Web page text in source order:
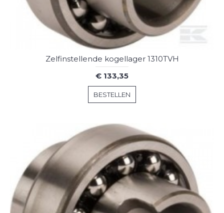
Zelfinstellende kogellager 1310TVH
€ 133,35
BESTELLEN